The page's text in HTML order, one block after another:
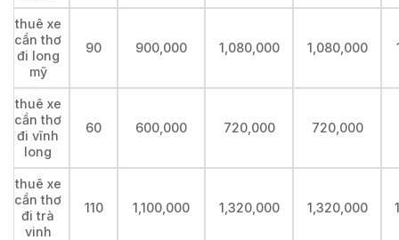
thuê xe
cần thơ
đi long
mỹ
90 900,000 1,080,000 1,080,000
thuê xe
cần thơ
đi vĩnh
long
60 600,000 720,000 720,000
thuê xe
cần thơ
đi trà
vinh
110 1,100,000 1,320,000 1,320,000